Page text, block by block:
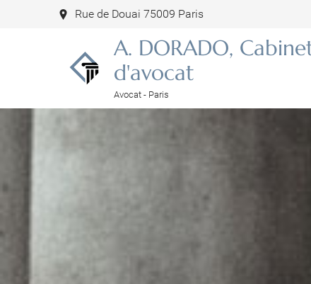
A. DORADO,
d'avocat
Avocat - Paris
Rue de Douai 75009 Paris